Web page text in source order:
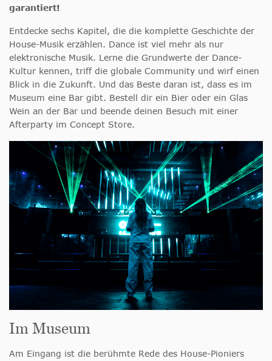
garantiert!
Entdecke sechs Kapitel, die die komplette Geschichte der
House-Musik erzählen. Dance ist viel mehr als nur
elektronische Musik. Lerne die Grundwerte der Dance-
Kultur kennen, triff die globale Community und wirf einen
Blick in die Zukunft. Und das Beste daran ist, dass es im
Museum eine Bar gibt. Bestell dir ein Bier oder ein Glas
Wein an der Bar und beende deinen Besuch mit einer
Afterparty im Concept Store.
Im Museum
Am Eingang ist die berühmte Rede des House-Pioniers